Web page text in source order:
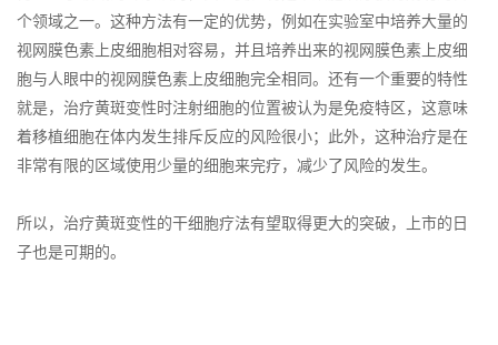
个领域之一。这种方法有一定的优势，例如在实验室中培养大量的
视网膜色素上皮细胞相对容易，并且培养出来的视网膜色素上皮细
胞与人眼中的视网膜色素上皮细胞完全相同。还有一个重要的特性
就是，治疗黄斑变性时注射细胞的位置被认为是免疫特区，这意味
着移植细胞在体内发生排斥反应的风险很小；此外，这种治疗是在
非常有限的区域使用少量的细胞来完疗，减少了风险的发生。
所以，治疗黄斑变性的干细胞疗法有望取得更大的突破，上市的日
子也是可期的。